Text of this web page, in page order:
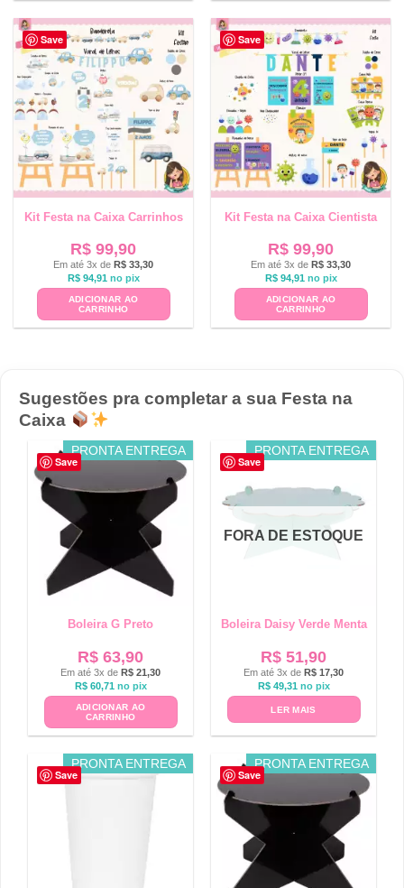
Save
Kit Festa na Caixa Carrinhos
R$ 99,90
Em até 3x de R$ 33,30
R$94,91 no pix
ADICIONAR AO
CARRINHO
Save
Kit Festa na Caixa Cientista
R$ 99,90
Em até 3x de R$ 33,30
R$94,91 no pix
ADICIONAR AO
CARRINHO
Sugestões pra completar a sua Festa na
Caixa
Save
PRONTA ENTREGA
Boleira G Preto
R$ 63,90
Em até 3x de R$ 21,30
R$60,71 no pix
ADICIONAR AO
CARRINHO
Save
PRONTA ENTREGA
FORA DE ESTOQUE
Boleira Daisy Verde Menta
R$ 51,90
Em até 3x de R$ 17,30
R$49,31 no pix
LER MAIS
Save
PRONTA ENTREGA
Save
PRONTA ENTREGA